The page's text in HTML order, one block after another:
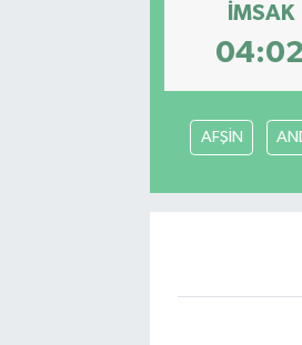
İMSAK
AFŞİN